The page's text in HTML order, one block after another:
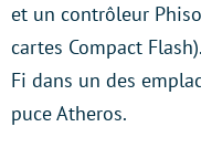
et un contrôleur
cartes Compact
Fi dans un des
puce Atheros.